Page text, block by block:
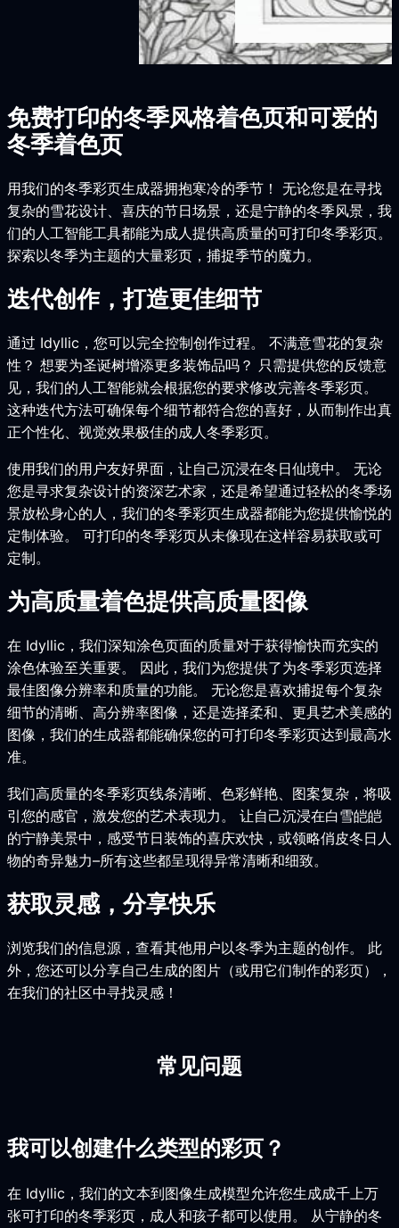
免费打印的冬季风格着色页和可爱的
冬季着色页
用我们的冬季彩页生成器拥抱寒冷的季节！ 无论您是在寻找
复杂的雪花设计、喜庆的节日场景，还是宁静的冬季风景，我
们的人工智能工具都能为成人提供高质量的可打印冬季彩页。
探索以冬季为主题的大量彩页，捕捉季节的魔力。
迭代创作，打造更佳细节
通过 Idyllic，您可以完全控制创作过程。 不满意雪花的复杂
性？ 想要为圣诞树增添更多装饰品吗？ 只需提供您的反馈意
见，我们的人工智能就会根据您的要求修改完善冬季彩页。
这种迭代方法可确保每个细节都符合您的喜好，从而制作出真
正个性化、视觉效果极佳的成人冬季彩页。
使用我们的用户友好界面，让自己沉浸在冬日仙境中。 无论
您是寻求复杂设计的资深艺术家，还是希望通过轻松的冬季场
景放松身心的人，我们的冬季彩页生成器都能为您提供愉悦的
定制体验。 可打印的冬季彩页从未像现在这样容易获取或可
定制。
为高质量着色提供高质量图像
在 Idyllic，我们深知涂色页面的质量对于获得愉快而充实的
涂色体验至关重要。 因此，我们为您提供了为冬季彩页选择
最佳图像分辨率和质量的功能。 无论您是喜欢捕捉每个复杂
细节的清晰、高分辨率图像，还是选择柔和、更具艺术美感的
图像，我们的生成器都能确保您的可打印冬季彩页达到最高水
准。
我们高质量的冬季彩页线条清晰、色彩鲜艳、图案复杂，将吸
引您的感官，激发您的艺术表现力。 让自己沉浸在白雪皑皑
的宁静美景中，感受节日装饰的喜庆欢快，或领略俏皮冬日人
物的奇异魅力–所有这些都呈现得异常清晰和细致。
获取灵感，分享快乐
浏览我们的信息源，查看其他用户以冬季为主题的创作。 此
外，您还可以分享自己生成的图片（或用它们制作的彩页），
在我们的社区中寻找灵感！
常见问题
我可以创建什么类型的彩页？
在 Idyllic，我们的文本到图像生成模型允许您生成成千上万
张可打印的冬季彩页，成人和孩子都可以使用。 从宁静的冬